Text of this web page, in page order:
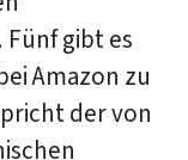
gibt es
Amazon zu
der von